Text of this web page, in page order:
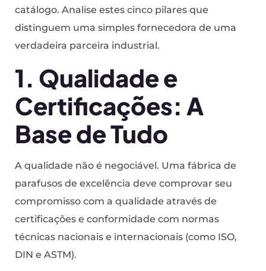
catálogo. Analise estes cinco pilares que
distinguem uma simples fornecedora de uma
verdadeira parceira industrial.
1. Qualidade e
Certificações: A
Base de Tudo
A qualidade não é negociável. Uma fábrica de
parafusos de excelência deve comprovar seu
compromisso com a qualidade através de
certificações e conformidade com normas
técnicas nacionais e internacionais (como ISO,
DIN e ASTM).